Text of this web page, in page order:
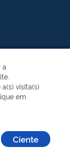
a
visita(s)
em
Ciente